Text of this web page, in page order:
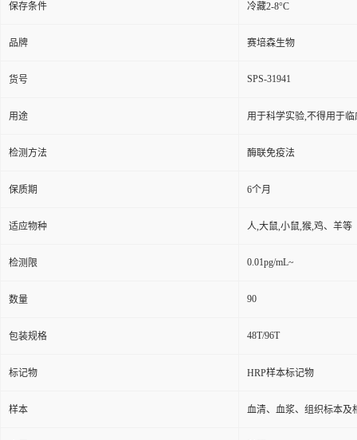
保存条件 冷藏2-8°C
品牌 赛培森生物
货号 SPS-31941
用途 用于科学实验,不得用于临
检测方法 酶联免疫法
保质期 6个月
适应物种 人,大鼠,小鼠,猴,鸡、羊等
检测限 0.01pg/mL~
数量 90
包装规格 48T/96T
标记物 HRP样本标记物
样本 血清、血浆、组织标本及